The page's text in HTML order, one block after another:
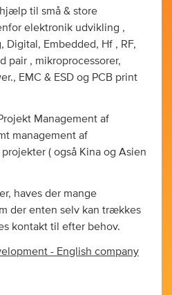
til små & store
elektronik udvikling ,
Embedded, Hf , RF,
pair , mikroprocessorer,
EMC & ESD og PCB print
Management af
management af
( også Kina og Asien
haves der mange
der enten selv kan trækkes
kontakt til efter behov.
- English company